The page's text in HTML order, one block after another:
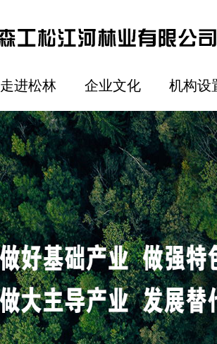
走进松林 企业文化 机构设